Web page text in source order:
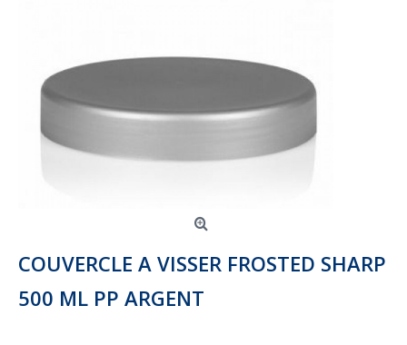
COUVERCLE A VISSER FROSTED SHARP
500 ML PP ARGENT